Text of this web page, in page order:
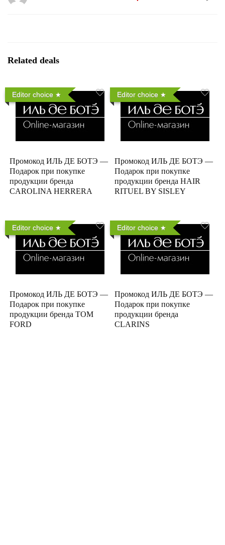
Related deals
Editor choice
Промокод ИЛЬ ДЕ БОТЭ —
Подарок при покупке
продукции бренда
CAROLINA HERRERA
Editor choice
Промокод ИЛЬ ДЕ БОТЭ —
Подарок при покупке
продукции бренда HAIR
RITUEL BY SISLEY
Editor choice
Промокод ИЛЬ ДЕ БОТЭ —
Подарок при покупке
продукции бренда TOM
FORD
Editor choice
Промокод ИЛЬ ДЕ БОТЭ —
Подарок при покупке
продукции бренда
CLARINS